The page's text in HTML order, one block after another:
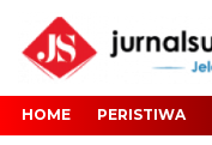
HOME PERISTIWA